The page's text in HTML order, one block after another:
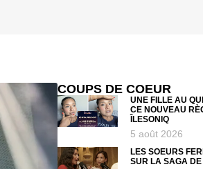
COUPS DE COEUR
UNE FILLE AU
CE NOUVEAU
ÎLESONIQ
5 août 2026
LES SOEURS
SUR LA SAGA